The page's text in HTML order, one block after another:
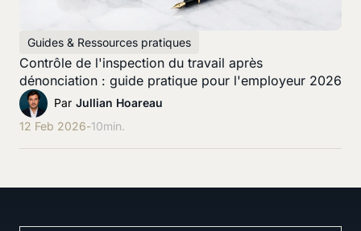
Guides & Ressources pratiques
Contrôle de l'inspection du travail après
dénonciation : guide pratique pour l'employeur 2026
Par Jullian Hoareau
12 Feb 2026-10min.